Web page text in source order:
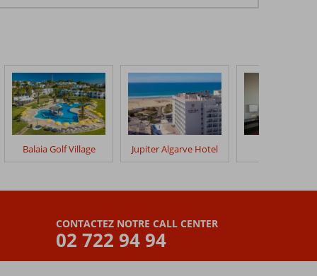
Balaia Golf Village Jupiter Algarve Hotel
CONTACTEZ NOTRE CALL CENTER
02 722 94 94